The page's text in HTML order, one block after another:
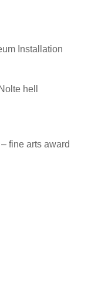
Installation
hell
fine arts award